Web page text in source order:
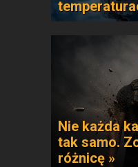
Nie każda
tak samo.
różnicę »